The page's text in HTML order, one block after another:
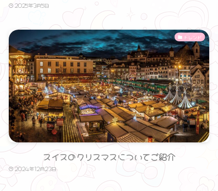
2025年3月5日
トレンド
スイスのクリスマスについてご紹介
2024年12月23日